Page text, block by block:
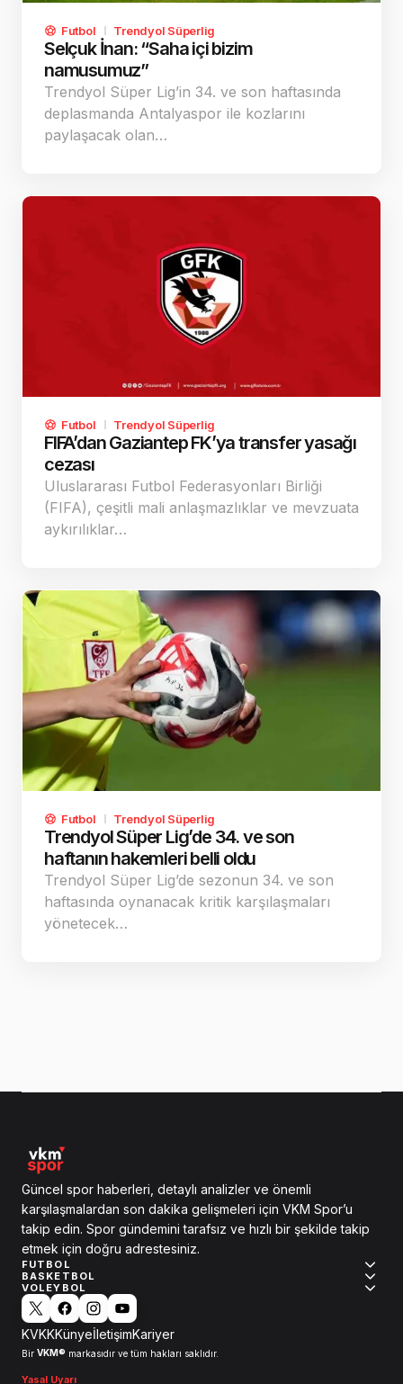
Futbol Trendyol Süperlig
Selçuk İnan: “Saha içi bizim
namusumuz”
Trendyol Süper Lig’in 34. ve son haftasında
deplasmanda Antalyaspor ile kozlarını
paylaşacak olan…
Futbol Trendyol Süperlig
FIFA’dan Gaziantep FK’ya transfer yasağı
cezası
Uluslararası Futbol Federasyonları Birliği
(FIFA), çeşitli mali anlaşmazlıklar ve mevzuata
aykırılıklar…
Futbol Trendyol Süperlig
Trendyol Süper Lig’de 34. ve son
haftanın hakemleri belli oldu
Trendyol Süper Lig’de sezonun 34. ve son
haftasında oynanacak kritik karşılaşmaları
yönetecek…
Güncel spor haberleri, detaylı analizler ve önemli
karşılaşmalardan son dakika gelişmeleri için VKM Spor’u
takip edin. Spor gündemini tarafsız ve hızlı bir şekilde takip
etmek için doğru adrestesiniz.
FUTBOL
BASKETBOL
VOLEYBOL
KVKKKünyeİletişimKariyer
Bir VKM® markasıdır ve tüm hakları saklıdır.
Yasal Uyarı